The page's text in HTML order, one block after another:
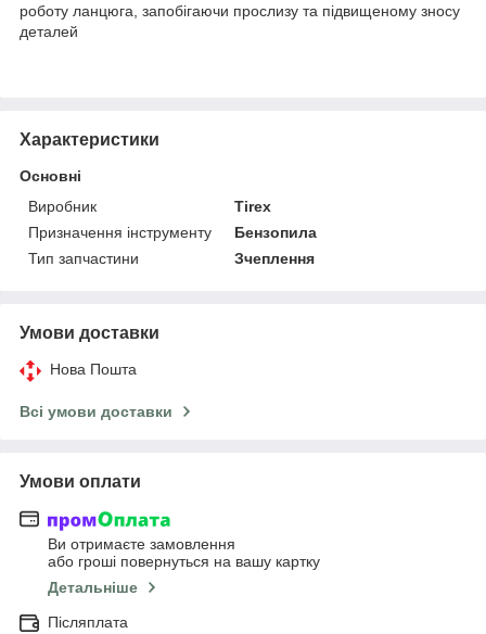
роботу ланцюга, запобігаючи прослизу та підвищеному зносу
деталей
Характеристики
Основні
Виробник
Tirex
Призначення інструменту
Бензопила
Тип запчастини
Зчеплення
Умови доставки
Нова Пошта
Всі умови доставки
Умови оплати
Ви отримаєте замовлення
або гроші повернуться на вашу картку
Детальніше
Післяплата